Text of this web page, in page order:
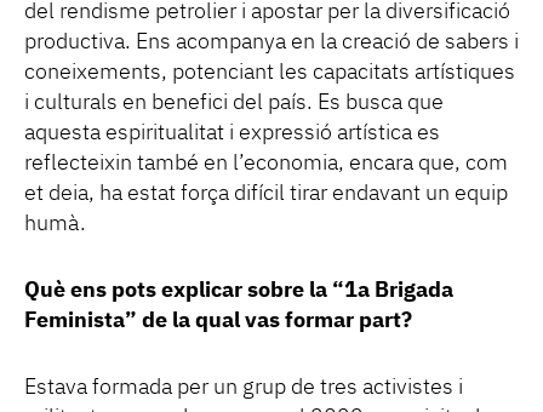
del rendisme petrolier i apostar per la diversificació
productiva. Ens acompanya en la creació de sabers i
coneixements, potenciant les capacitats artístiques
i culturals en benefici del país. Es busca que
aquesta espiritualitat i expressió artística es
reflecteixin també en l’economia, encara que, com
et deia, ha estat força difícil tirar endavant un equip
humà.
Què ens pots explicar sobre la “1a Brigada
Feminista” de la qual vas formar part?
Estava formada per un grup de tres activistes i